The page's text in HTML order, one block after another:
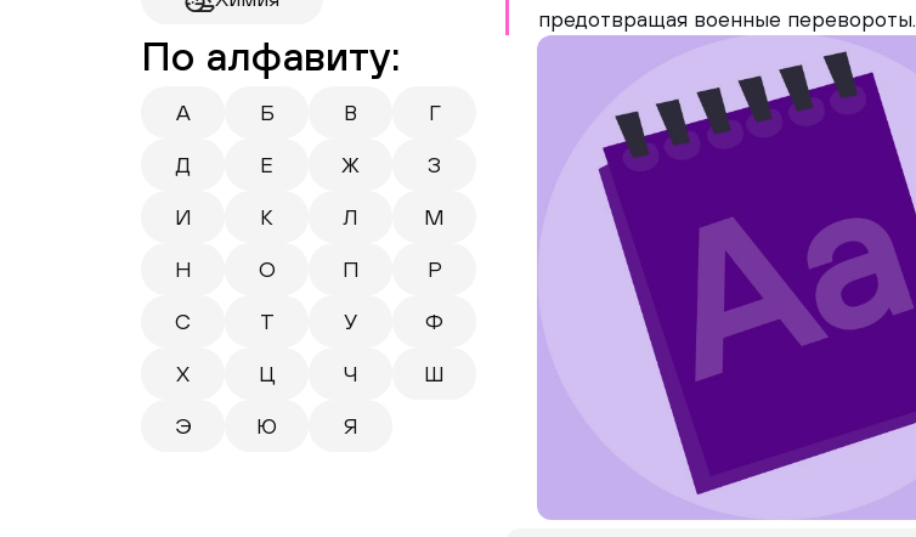
По алфавиту:
А Б В Г
Д Е Ж З
И К Л М
Н О П Р
С Т У Ф
Х Ц Ч Ш
Э Ю Я
предотвращая военные перевороты.